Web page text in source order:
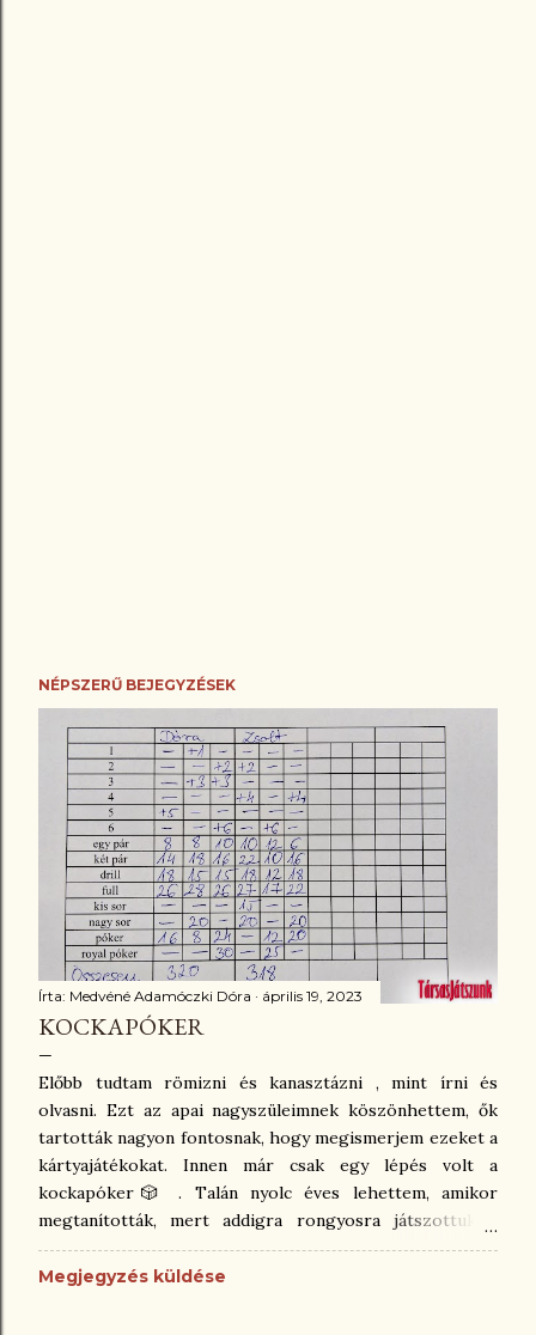
NÉPSZERŰ BEJEGYZÉSEK
Írta: Medvéné Adamóczki Dóra április 19, 2023
KOCKAPÓKER
Előbb tudtam römizni és kanasztázni , mint írni és
olvasni. Ezt az apai nagyszüleimnek köszönhettem, ők
tartották nagyon fontosnak, hogy megismerjem ezeket a
kártyajátékokat. Innen már csak egy lépés volt a
kockapóker🎲 . Talán nyolc éves lehettem, amikor
megtanították, mert addigra rongyosra játszottuk a
francia kártyát a családdal. A kockapóker egy nagyon
egyszerű játék, csak toll, papír, és öt darab kocka kell
Megjegyzés küldése